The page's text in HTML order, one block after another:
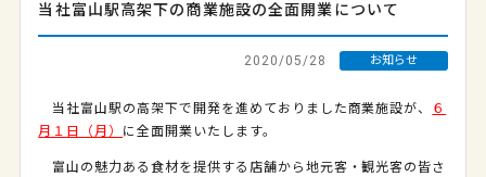
当社富山駅高架下の商業施設の全面開業について
2020/05/28 お知らせ
当社富山駅の高架下で開発を進めておりました商業施設が、
６
月１日（月） に全面開業いたします。
富山の魅力ある食材を提供する店舗から地元客・観光客の皆さ